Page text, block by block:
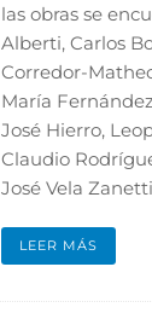
las obras se
Alberti, Carlos
Corredor-
María
José Hierro,
Claudio
José Vela
LEER MÁS